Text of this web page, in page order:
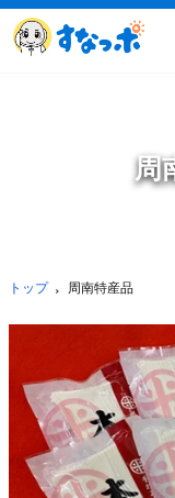
周
トップ 周南特産品